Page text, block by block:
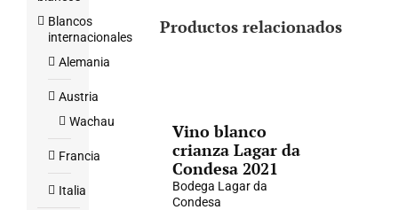
Productos relacionados
Vino blanco
crianza Lagar da
Condesa 2021
Bodega Lagar da
Condesa
Blancos
internacionales
Alemania
Austria
Wachau
Francia
Italia